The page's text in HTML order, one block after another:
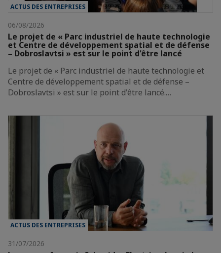
ACTUS DES ENTREPRISES
06/08/2026
Le projet de « Parc industriel de haute technologie
et Centre de développement spatial et de défense
– Dobroslavtsi » est sur le point d'être lancé
Le projet de « Parc industriel de haute technologie et
Centre de développement spatial et de défense –
Dobroslavtsi » est sur le point d'être lancé.…
ACTUS DES ENTREPRISES
31/07/2026